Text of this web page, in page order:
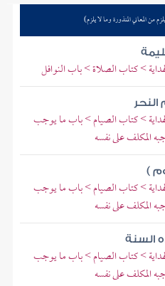
من المعاني المنذورة وما لا يلزم)
> كتاب الصلاة > باب النوافل
> كتاب الصيام > باب ما يوجب
المكلف على نفسه
)
> كتاب الصيام > باب ما يوجب
المكلف على نفسه
السنة
> كتاب الصيام > باب ما يوجب
المكلف على نفسه